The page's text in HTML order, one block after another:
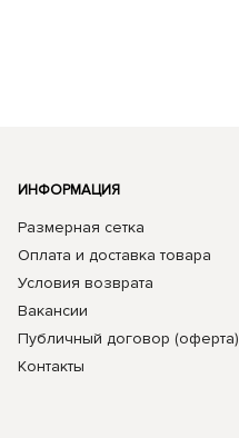
ИНФОРМАЦИЯ
Размерная сетка
Оплата и доставка товара
Условия возврата
Вакансии
Публичный договор (оферта)
Контакты